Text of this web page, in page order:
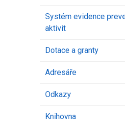
Systém evidence
aktivit
Dotace a granty
Adresáře
Odkazy
Knihovna